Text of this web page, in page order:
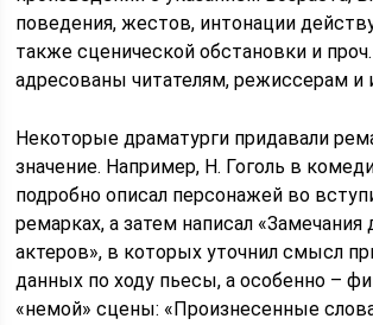
поведения, жестов, интонации
также сценической обстановки и
адресованы читателям, режиссерам и
Некоторые драматурги придавали
значение. Например, Н. Гоголь в
подробно описал персонажей во
ремарках, а затем написал «Замечания
актеров», в которых уточнил смысл
данных по ходу пьесы, а особенно –
«немой» сцены: «Произнесенные